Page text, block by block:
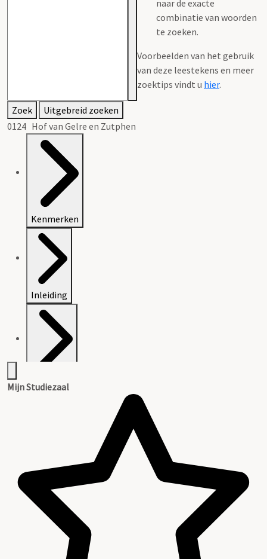
naar de exacte
combinatie van woorden
te zoeken.
Voorbeelden van het gebruik
van deze leestekens en meer
zoektips vindt u hier.
Zoek
Uitgebreid zoeken
0124 Hof van Gelre en Zutphen
Kenmerken
Inleiding
Mijn Studiezaal